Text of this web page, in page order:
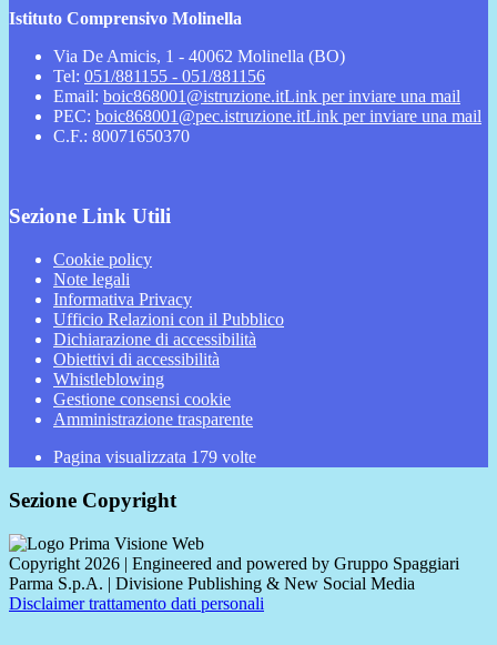
Istituto Comprensivo Molinella
Via De Amicis, 1 - 40062 Molinella (BO)
Tel: 051/881155 - 051/881156
Email: boic868001@istruzione.itLink per inviare una mail
PEC: boic868001@pec.istruzione.itLink per inviare una mail
C.F.: 80071650370
Sezione Link Utili
Cookie policy
Note legali
Informativa Privacy
Ufficio Relazioni con il Pubblico
Dichiarazione di accessibilità
Obiettivi di accessibilità
Whistleblowing
Gestione consensi cookie
Amministrazione trasparente
Pagina visualizzata 179 volte
Sezione Copyright
Copyright 2026 | Engineered and powered by Gruppo Spaggiari
Parma S.p.A. | Divisione Publishing & New Social Media
Disclaimer trattamento dati personali